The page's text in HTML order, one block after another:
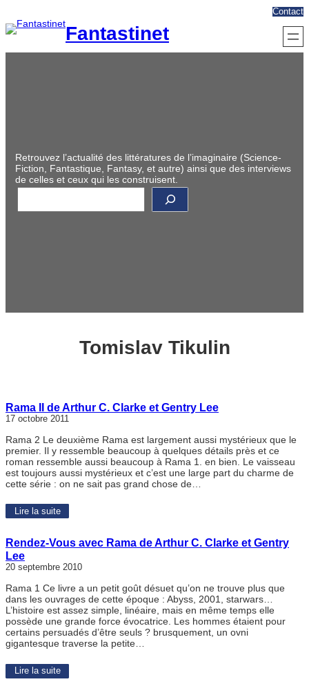
au
contenu
Fantastinet
Contact
Retrouvez l’actualité des littératures de l’imaginaire (Science-
Fiction, Fantastique, Fantasy, et autre) ainsi que des interviews
de celles et ceux qui les construisent.
R
c
Tomislav Tikulin
Rama II de Arthur C. Clarke et Gentry Lee
17 octobre 2011
Rama 2 Le deuxième Rama est largement aussi mystérieux que le
premier. Il y ressemble beaucoup à quelques détails près et ce
roman ressemble aussi beaucoup à Rama 1. en bien. Le vaisseau
est toujours aussi mystérieux et c’est une large part du charme de
cette série : on ne sait pas grand chose de…
Lire la suite
Rendez-Vous avec Rama de Arthur C. Clarke et Gentry
Lee
20 septembre 2010
Rama 1 Ce livre a un petit goût désuet qu’on ne trouve plus que
dans les ouvrages de cette époque : Abyss, 2001, starwars…
L’histoire est assez simple, linéaire, mais en même temps elle
possède une grande force évocatrice. Les hommes étaient pour
certains persuadés d’être seuls ? brusquement, un ovni
gigantesque traverse la petite…
Lire la suite